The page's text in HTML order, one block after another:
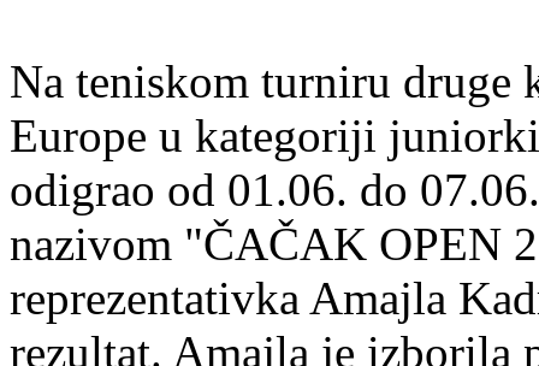
Na teniskom turniru druge
Europe u kategoriji
odigrao od 01.06. do
nazivom "ČAČAK OPEN
reprezentativka Amajla
rezultat. Amajla je izborila